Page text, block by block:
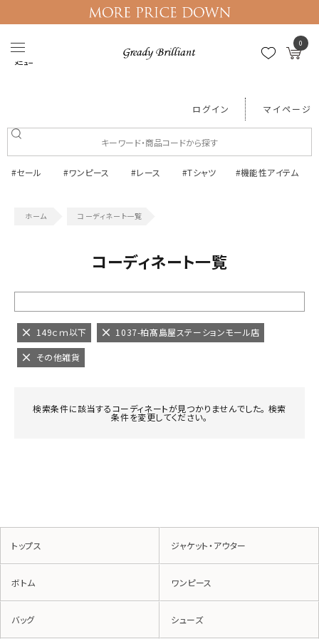
メニュー
0
ログイン マイページ
#セール #ワンピース #レース #Tシャツ #機能性アイテム
コーディネート一覧
コーディネート一覧
149ｃｍ以下 1037-柏髙島屋ステーションモール店
その他雑貨
検索条件に該当するコーディネートが見つかりませんでした。 検索
条件を変更してください。
トップス ジャケット・アウター
ボトム ワンピース
バッグ シューズ